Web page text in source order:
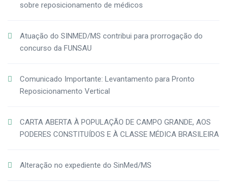
sobre reposicionamento de médicos
Atuação do SINMED/MS contribui para prorrogação do
concurso da FUNSAU
Comunicado Importante: Levantamento para Pronto
Reposicionamento Vertical
CARTA ABERTA À POPULAÇÃO DE CAMPO GRANDE, AOS
PODERES CONSTITUÍDOS E À CLASSE MÉDICA BRASILEIRA
Alteração no expediente do SinMed/MS